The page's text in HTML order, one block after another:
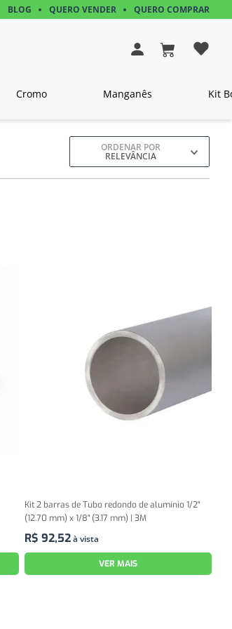
BLOG QUERO VENDER QUERO COMPRAR
Cromo Manganês Kit
ORDENAR POR
RELEVÂNCIA
Kit 2 barras de Tubo redondo de alumínio 1/2"
(12.70 mm) x 1/8" (3.17 mm) | 3M
R$ 92,52à vista
VER MAIS